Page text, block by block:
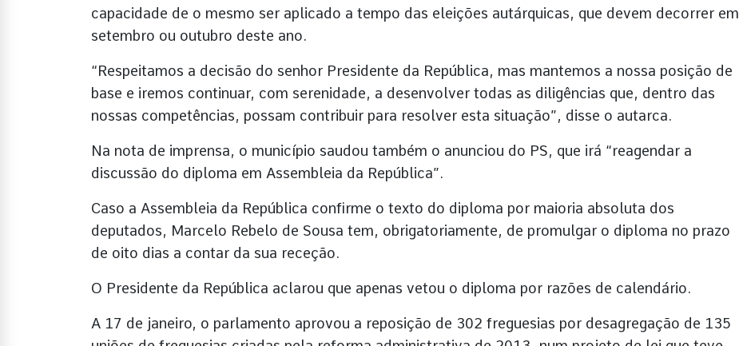
capacidade de o mesmo ser aplicado a tempo das eleições autárquicas, que devem decorrer em
setembro ou outubro deste ano.
“Respeitamos a decisão do senhor Presidente da República, mas mantemos a nossa posição de
base e iremos continuar, com serenidade, a desenvolver todas as diligências que, dentro das
nossas competências, possam contribuir para resolver esta situação”, disse o autarca.
Na nota de imprensa, o município saudou também o anunciou do PS, que irá “reagendar a
discussão do diploma em Assembleia da República”.
Caso a Assembleia da República confirme o texto do diploma por maioria absoluta dos
deputados, Marcelo Rebelo de Sousa tem, obrigatoriamente, de promulgar o diploma no prazo
de oito dias a contar da sua receção.
O Presidente da República aclarou que apenas vetou o diploma por razões de calendário.
A 17 de janeiro, o parlamento aprovou a reposição de 302 freguesias por desagregação de 135